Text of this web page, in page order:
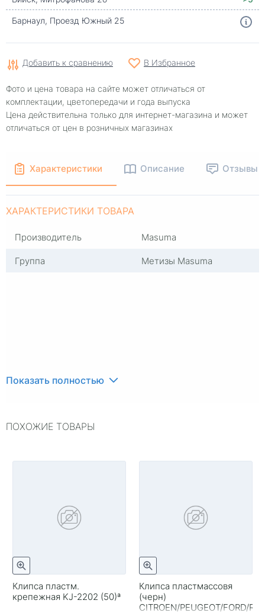
Барнаул, Проезд Южный 25
Добавить к сравнению В Избранное
Фото и цена товара на сайте может отличаться от
комплектации, цветопередачи и года выпуска
Цена действительна только для интернет-магазина и может
отличаться от цен в розничных магазинах
Характеристики Описание Отзывы
ХАРАКТЕРИСТИКИ ТОВАРА
Производитель
Masuma
Группа
Метизы Masuma
Показать полностью
ПОХОЖИЕ ТОВАРЫ
Клипса пластм.
крепежная KJ-2202 (50)ª
Клипса пластмассовя
(черн)
CITROEN/PEUGEOT/FORD/